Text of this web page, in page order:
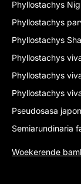
Phyllostachys
Phyllostachys
Phyllostachys
Phyllostachys
Phyllostachys
Phyllostachys
Pseudosasa
Semiarundinaria
Woekerende